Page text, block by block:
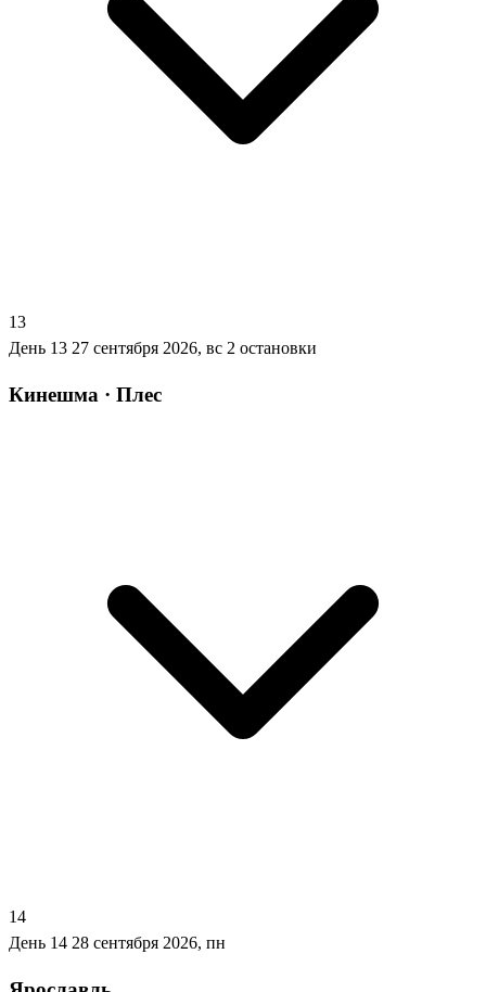
13
День 13 27 сентября 2026, вс 2 остановки
Кинешма · Плес
14
День 14 28 сентября 2026, пн